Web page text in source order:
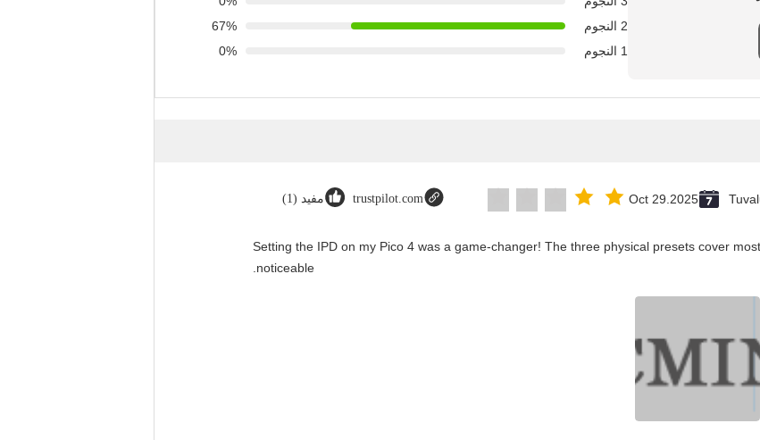
2 النجوم
67%
1 النجوم
0%
Oct 29.2025
trustpilot.com مفيد (1)
"Setting the IPD on my Pico 4 was a game-changer! The three physical presets cover
noticeable.